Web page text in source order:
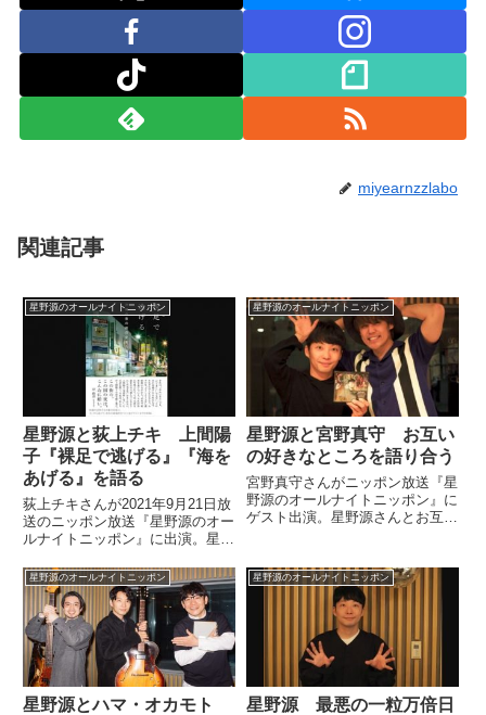
miyearnzzlabo
関連記事
星野源のオールナイトニッポン
星野源と荻上チキ 上間陽
子『裸足で逃げる』『海を
あげる』を語る
荻上チキさんが2021年9月21日放
送のニッポン放送『星野源のオー
ルナイトニッポン』に出演。星野
足で逃げる』『海をあげる』につ
いて話していました。
星野源のオールナイトニッポン
星野源と宮野真守 お互い
の好きなところを語り合う
宮野真守さんがニッポン放送『星
野源のオールナイトニッポン』に
ゲスト出演。星野源さんとお互い
トニッポンは宮野真守さんと雅マ
モルくんをゲストにお迎えし、い
つものコーナーをスペシャルバ
星野源のオールナイトニッポン
星野源とハマ・オカモト
星野源のオールナイトニッポン
星野源 最悪の一粒万倍日